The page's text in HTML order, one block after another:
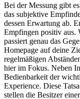
Bei der Messung gibt
das subjektive
dessen Erwartung ab.
Empfingen positiv aus.
passiert genau das
Homepage auf deine
regelmäßigen
hier im Fokus. Neben
Bedienbarkeit der
Experience. Diese
stellen die Besitzer